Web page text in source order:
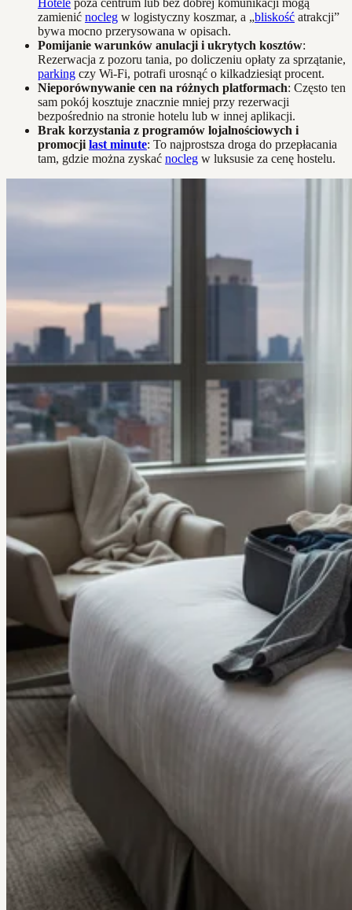
zamienić nocleg w logistyczny koszmar, a „bliskość atrakcji”
bywa mocno przerysowana w opisach.
Pomijanie warunków anulacji i ukrytych kosztów:
Rezerwacja z pozoru tania, po doliczeniu opłaty za sprzątanie,
parking czy Wi-Fi, potrafi urosnąć o kilkadziesiąt procent.
Nieporównywanie cen na różnych platformach: Często ten
sam pokój kosztuje znacznie mniej przy rezerwacji
bezpośrednio na stronie hotelu lub w innej aplikacji.
Brak korzystania z programów lojalnościowych i
promocji last minute: To najprostsza droga do przepłacania
tam, gdzie można zyskać nocleg w luksusie za cenę hostelu.